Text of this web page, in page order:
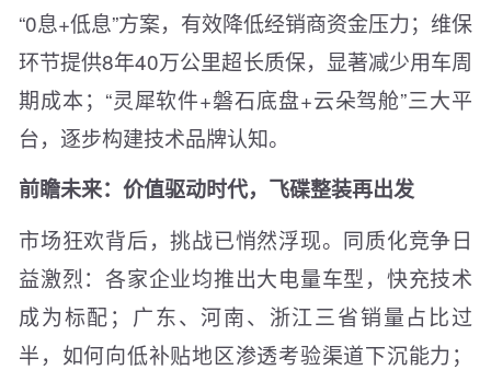
“0息+低息”方案，有效降低经销商资金压力；维保
环节提供8年40万公里超长质保，显著减少用车周
期成本；“灵犀软件+磐石底盘+云朵驾舱”三大平
台，逐步构建技术品牌认知。
前瞻未来：价值驱动时代，飞碟整装再出发
市场狂欢背后，挑战已悄然浮现。同质化竞争日
益激烈：各家企业均推出大电量车型，快充技术
成为标配；广东、河南、浙江三省销量占比过
半，如何向低补贴地区渗透考验渠道下沉能力；